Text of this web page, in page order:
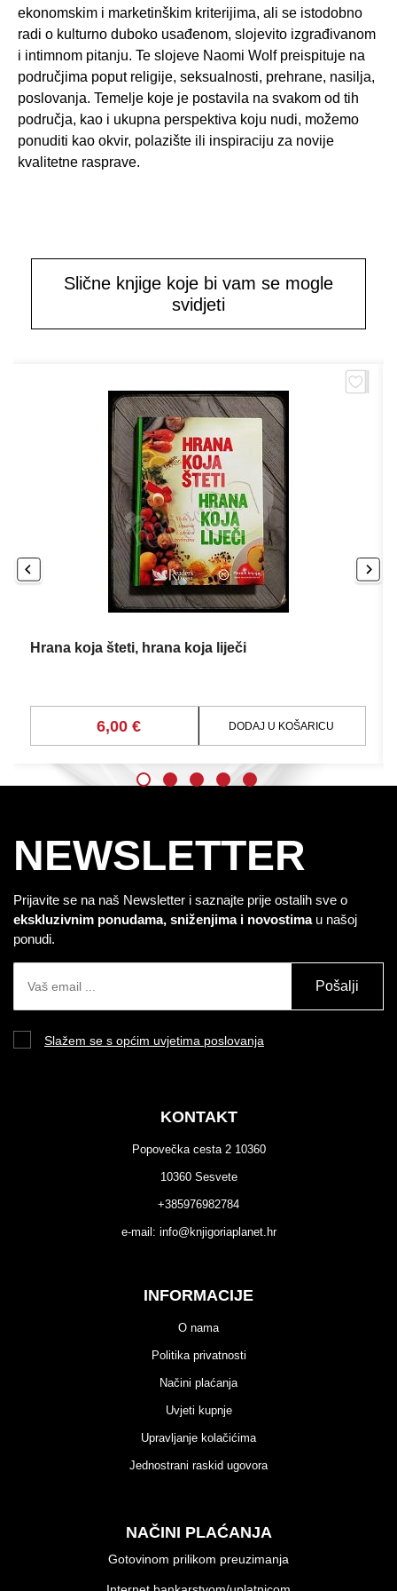
ekonomskim i marketinškim kriterijima, ali se istodobno
radi o kulturno duboko usađenom, slojevito izgrađivanom
i intimnom pitanju. Te slojeve Naomi Wolf preispituje na
područjima poput religije, seksualnosti, prehrane, nasilja,
poslovanja. Temelje koje je postavila na svakom od tih
područja, kao i ukupna perspektiva koju nudi, možemo
ponuditi kao okvir, polazište ili inspiraciju za novije
kvalitetne rasprave.
Slične knjige koje bi vam se mogle
svidjeti
Hrana koja šteti, hrana koja liječi
6,00 € DODAJ U KOŠARICU
NEWSLETTER
Prijavite se na naš Newsletter i saznajte prije ostalih sve o
ekskluzivnim ponudama, sniženjima i novostimau našoj
ponudi.
Pošalji
Slažem se s općim uvjetima poslovanja
KONTAKT
Popovečka cesta 2 10360
10360 Sesvete
+385976982784
e-mail: info@knjigoriaplanet.hr
INFORMACIJE
O nama
Politika privatnosti
Načini plaćanja
Uvjeti kupnje
Upravljanje kolačićima
Jednostrani raskid ugovora
NAČINI PLAĆANJA
Gotovinom prilikom preuzimanja